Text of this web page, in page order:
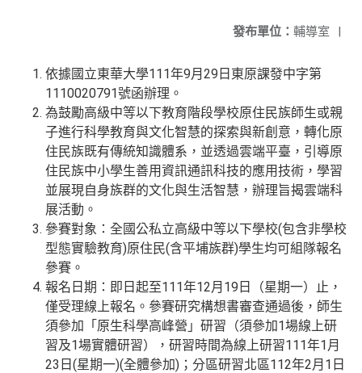
發布單位： 輔導室 |
依據國立東華大學111年9月29日東原課發中字第
1110020791號函辦理。
為鼓勵高級中等以下教育階段學校原住民族師生或親
子進行科學教育與文化智慧的探索與新創意，轉化原
住民族既有傳統知識體系，並透過雲端平臺，引導原
住民族中小學生善用資訊通訊科技的應用技術，學習
並展現自身族群的文化與生活智慧，辦理旨揭雲端科
展活動。
參賽對象：全國公私立高級中等以下學校(包含非學校
型態實驗教育)原住民(含平埔族群)學生均可組隊報名
參賽。
報名日期：即日起至111年12月19日（星期一）止，
僅受理線上報名。參賽研究構想書審查通過後，師生
須參加「原生科學高峰營」研習（須參加1場線上研
習及1場實體研習），研習時間為線上研習111年1月
23日(星期一)(全體參加)；分區研習北區112年2月1日